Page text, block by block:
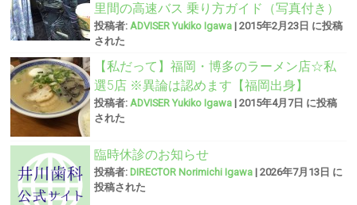
里間の高速バス 乗り方ガイド（写真付き）
投稿者:ADVISER Yukiko Igawa |2015年2月23日 に投稿
された
【私だって】福岡・博多のラーメン店☆私
選5店 ※異論は認めます【福岡出身】
投稿者:ADVISER Yukiko Igawa |2015年4月7日 に投稿
された
臨時休診のお知らせ
投稿者: DIRECTOR Norimichi Igawa |2026年7月13日 に
投稿された